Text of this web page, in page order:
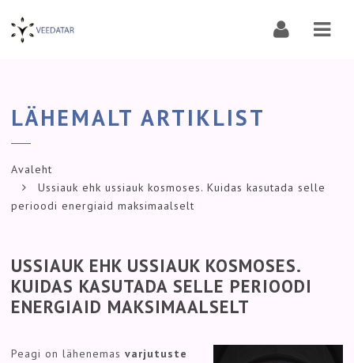
LÄHEMALT ARTIKLIST
Avaleht
Ussiauk ehk ussiauk kosmoses. Kuidas kasutada selle
perioodi energiaid maksimaalselt
USSIAUK EHK USSIAUK KOSMOSES.
KUIDAS KASUTADA SELLE PERIOODI
ENERGIAID MAKSIMAALSELT
Peagi on lähenemas varjutuste